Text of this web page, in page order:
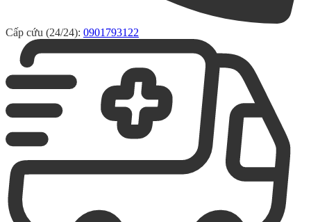
Cấp cứu (24/24): 0901793122